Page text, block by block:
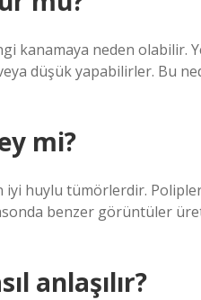
kanamaya neden olabilir.
düşük yapabilirler. Bu
mi?
huylu tümörlerdir.
benzer görüntüler
anlaşılır?